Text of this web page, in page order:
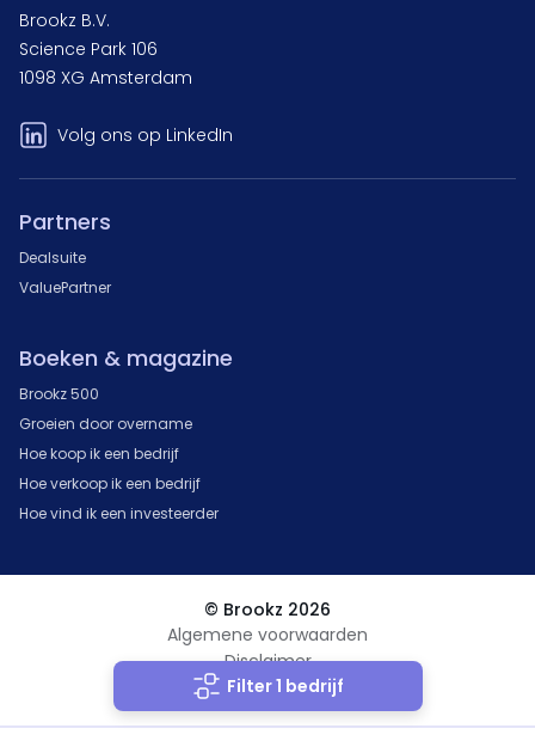
Filter 1 bedrijf
Brookz B.V.
Science Park 106
1098 XG Amsterdam
Volg ons op LinkedIn
Partners
Dealsuite
ValuePartner
Boeken & magazine
Brookz 500
Groeien door overname
Hoe koop ik een bedrijf
Hoe verkoop ik een bedrijf
Hoe vind ik een investeerder
© Brookz 2026
Algemene voorwaarden
Disclaimer
Privacy Statement